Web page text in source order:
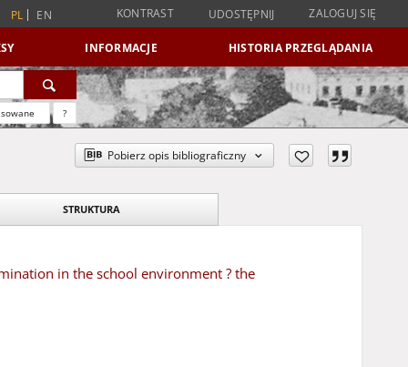
PL EN KONTRAST UDOSTĘPNIJ ZALOGUJ SIĘ
INFORMACJE HISTORIA PRZEGLĄDANIA
?
Pobierz opis bibliograficzny
STRUKTURA
in the school environment ? the